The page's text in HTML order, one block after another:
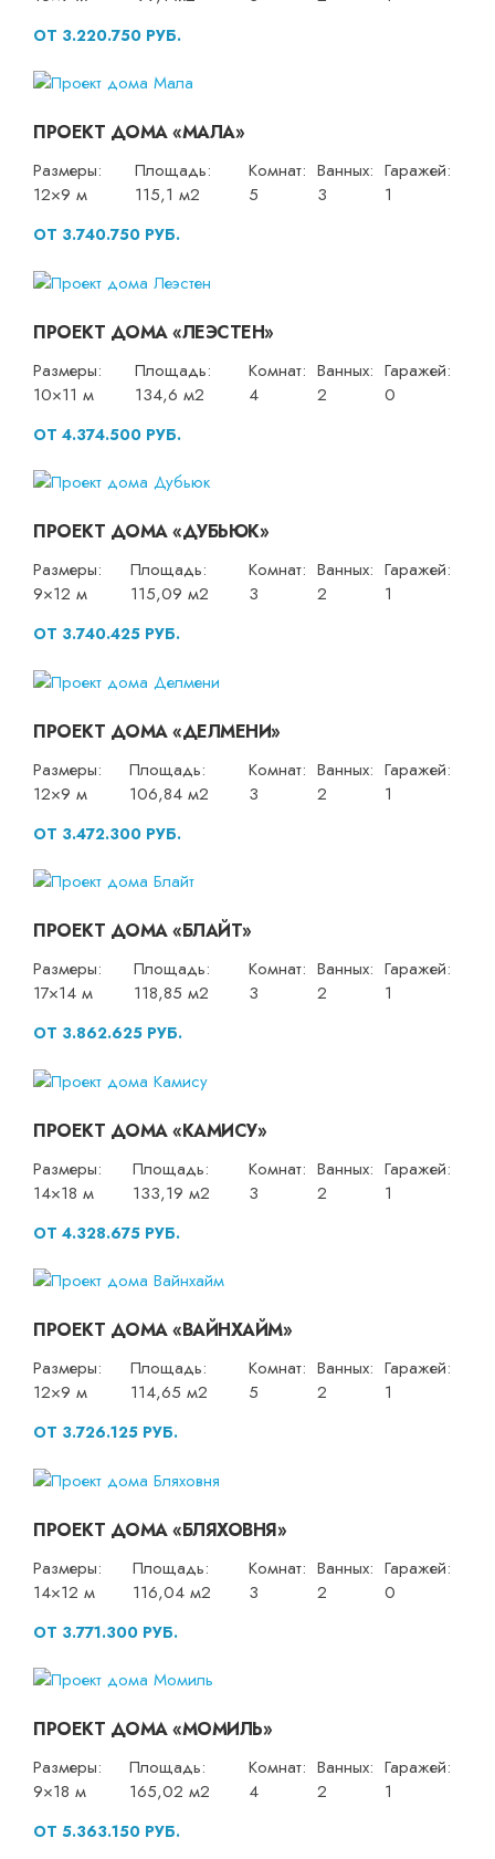
ОТ 3.220.750 РУБ.
ПРОЕКТ ДОМА «МАЛА»
Размеры:
12×9 м
Площадь:
115,1 м2
Комнат:
5
Ванных:
3
Гаражей:
1
ОТ 3.740.750 РУБ.
ПРОЕКТ ДОМА «ЛЕЭСТЕН»
Размеры:
10×11 м
Площадь:
134,6 м2
Комнат:
4
Ванных:
2
Гаражей:
0
ОТ 4.374.500 РУБ.
ПРОЕКТ ДОМА «ДУБЬЮК»
Размеры:
9×12 м
Площадь:
115,09 м2
Комнат:
3
Ванных:
2
Гаражей:
1
ОТ 3.740.425 РУБ.
ПРОЕКТ ДОМА «ДЕЛМЕНИ»
Размеры:
12×9 м
Площадь:
106,84 м2
Комнат:
3
Ванных:
2
Гаражей:
1
ОТ 3.472.300 РУБ.
ПРОЕКТ ДОМА «БЛАЙТ»
Размеры:
17×14 м
Площадь:
118,85 м2
Комнат:
3
Ванных:
2
Гаражей:
1
ОТ 3.862.625 РУБ.
ПРОЕКТ ДОМА «КАМИСУ»
Размеры:
14×18 м
Площадь:
133,19 м2
Комнат:
3
Ванных:
2
Гаражей:
1
ОТ 4.328.675 РУБ.
ПРОЕКТ ДОМА «ВАЙНХАЙМ»
Размеры:
12×9 м
Площадь:
114,65 м2
Комнат:
5
Ванных:
2
Гаражей:
1
ОТ 3.726.125 РУБ.
ПРОЕКТ ДОМА «БЛЯХОВНЯ»
Размеры:
14×12 м
Площадь:
116,04 м2
Комнат:
3
Ванных:
2
Гаражей:
0
ОТ 3.771.300 РУБ.
ПРОЕКТ ДОМА «МОМИЛЬ»
Размеры:
9×18 м
Площадь:
165,02 м2
Комнат:
4
Ванных:
2
Гаражей:
1
ОТ 5.363.150 РУБ.